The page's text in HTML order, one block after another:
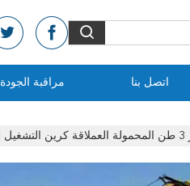
مراقبة الجودة اتصل بنا